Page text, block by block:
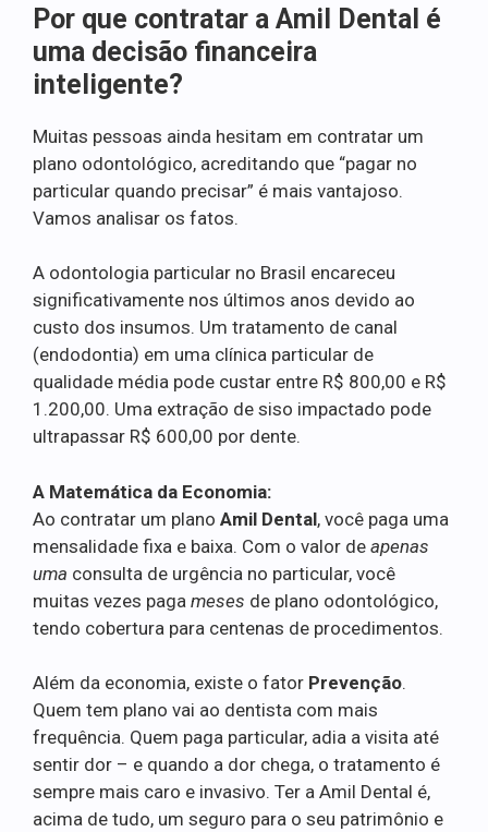
Por que contratar a Amil Dental é
uma decisão financeira
inteligente?
Muitas pessoas ainda hesitam em contratar um
plano odontológico, acreditando que “pagar no
particular quando precisar” é mais vantajoso.
Vamos analisar os fatos.
A odontologia particular no Brasil encareceu
significativamente nos últimos anos devido ao
custo dos insumos. Um tratamento de canal
(endodontia) em uma clínica particular de
qualidade média pode custar entre R$ 800,00 e R$
1.200,00. Uma extração de siso impactado pode
ultrapassar R$ 600,00 por dente.
A Matemática da Economia:
Ao contratar um plano Amil Dental, você paga uma
mensalidade fixa e baixa. Com o valor de apenas
uma consulta de urgência no particular, você
muitas vezes paga meses de plano odontológico,
tendo cobertura para centenas de procedimentos.
Além da economia, existe o fator Prevenção.
Quem tem plano vai ao dentista com mais
frequência. Quem paga particular, adia a visita até
sentir dor – e quando a dor chega, o tratamento é
sempre mais caro e invasivo. Ter a Amil Dental é,
acima de tudo, um seguro para o seu patrimônio e